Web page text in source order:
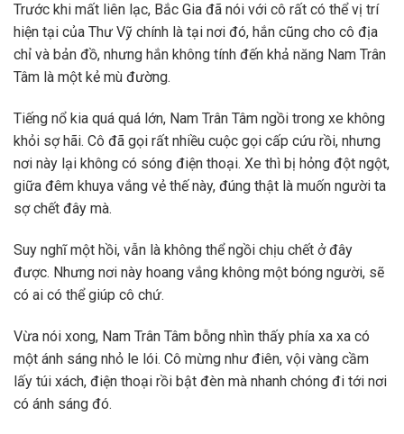
Trước khi mất liên lạc, Bắc Gia đã nói với cô rất có thể vị trí
hiện tại của Thư Vỹ chính là tại nơi đó, hắn cũng cho cô địa
chỉ và bản đồ, nhưng hắn không tính đến khả năng Nam Trân
Tâm là một kẻ mù đường.
Tiếng nổ kia quá quá lớn, Nam Trân Tâm ngồi trong xe không
khỏi sợ hãi. Cô đã gọi rất nhiều cuộc gọi cấp cứu rồi, nhưng
nơi này lại không có sóng điện thoại. Xe thì bị hỏng đột ngột,
giữa đêm khuya vắng vẻ thế này, đúng thật là muốn người ta
sợ chết đây mà.
Suy nghĩ một hồi, vẫn là không thể ngồi chịu chết ở đây
được. Nhưng nơi này hoang vắng không một bóng người, sẽ
có ai có thể giúp cô chứ.
Vừa nói xong, Nam Trân Tâm bỗng nhìn thấy phía xa xa có
một ánh sáng nhỏ le lói. Cô mừng như điên, vội vàng cầm
lấy túi xách, điện thoại rồi bật đèn mà nhanh chóng đi tới nơi
có ánh sáng đó.